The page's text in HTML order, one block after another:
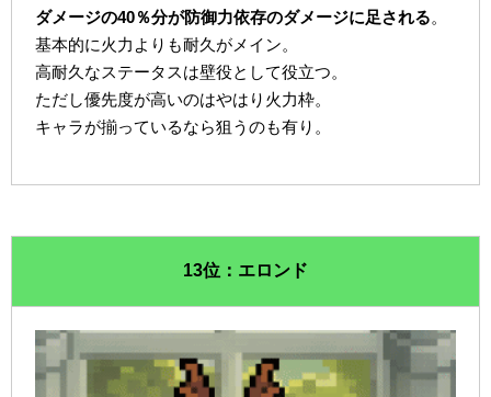
ダメージの40％分が防御力依存のダメージに足される。
基本的に火力よりも耐久がメイン。
高耐久なステータスは壁役として役立つ。
ただし優先度が高いのはやはり火力枠。
キャラが揃っているなら狙うのも有り。
13位：エロンド